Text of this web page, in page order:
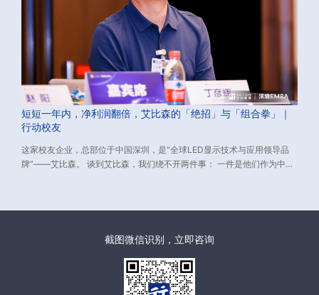
短短一年内，净利润翻倍，艾比森的「绝招」与「组合拳」｜
行动校友
这家校友企业，总部位于中国深圳，是“全球LED显示技术与应用领导品
牌”——艾比森。 谈到艾比森，我们绕不开两件事： 一件是他们作为中国
截图微信识别，立即咨询